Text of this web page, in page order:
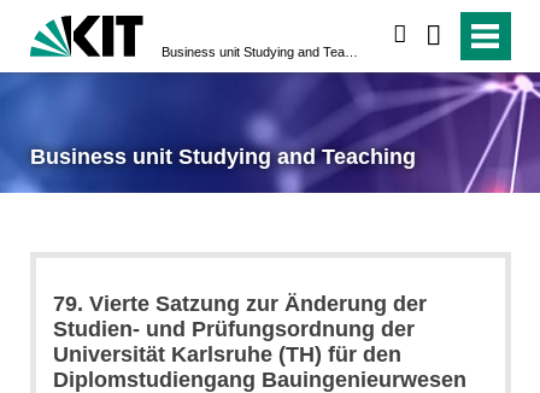
Business unit Studying and Teaching
79. Vierte Satzung zur Änderung der
Studien- und Prüfungsordnung der
Universität Karlsruhe (TH) für den
Diplomstudiengang Bauingenieurwesen